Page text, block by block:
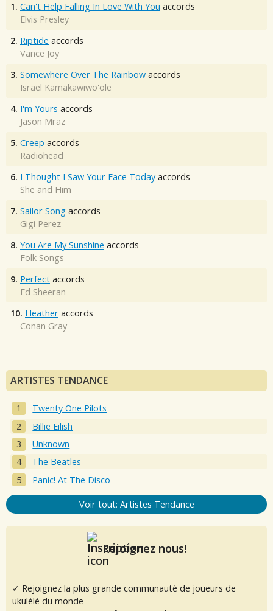
1. Can't Help Falling In Love With You accords
Elvis Presley
2. Riptide accords
Vance Joy
3. Somewhere Over The Rainbow accords
Israel Kamakawiwo'ole
4. I'm Yours accords
Jason Mraz
5. Creep accords
Radiohead
6. I Thought I Saw Your Face Today accords
She and Him
7. Sailor Song accords
Gigi Perez
8. You Are My Sunshine accords
Folk Songs
9. Perfect accords
Ed Sheeran
10. Heather accords
Conan Gray
ARTISTES TENDANCE
Twenty One Pilots
Billie Eilish
Unknown
The Beatles
Panic! At The Disco
Voir tout: Artistes Tendance
Rejoignez nous!
✓ Rejoignez la plus grande communauté de joueurs de
ukulélé du monde